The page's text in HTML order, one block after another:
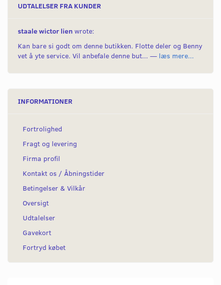
UDTALELSER FRA KUNDER
staale wictor lien wrote:
Kan bare si godt om denne butikken. Flotte deler og Benny
vet å yte service. Vil anbefale denne but... — læs mere...
INFORMATIONER
Fortrolighed
Fragt og levering
Firma profil
Kontakt os / Åbningstider
Betingelser & Vilkår
Oversigt
Udtalelser
Gavekort
Fortryd købet